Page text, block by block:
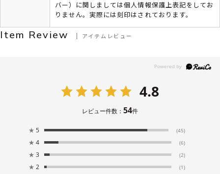
バー）に関しましては個人情報保護上表記をしてお
りません。実際には刻印はされております。
Item Review アイテムレビュー
4.8
レビュー件数： 54件
★ 5 (45)
★ 4 (6)
★ 3 (2)
★ 2 (1)